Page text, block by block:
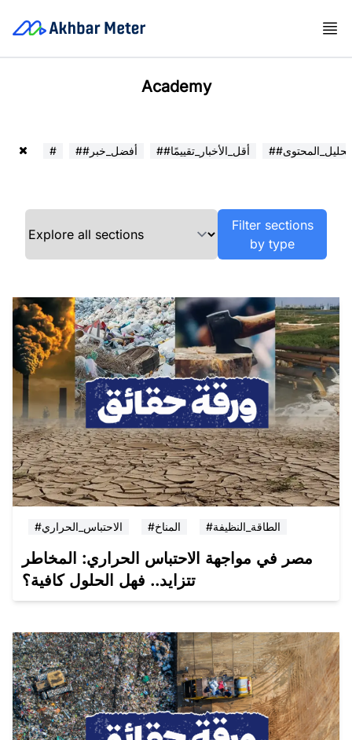
Academy
# ##أفضل_خبر ##أقل_الأخبار_تقييمًا ##تحليل_المحتوى
Filter sections
by type
#الاحتباس_الحراري #المناخ #الطاقة_النظيفة
مصر في مواجهة الاحتباس الحراري: المخاطر
تتزايد.. فهل الحلول كافية؟